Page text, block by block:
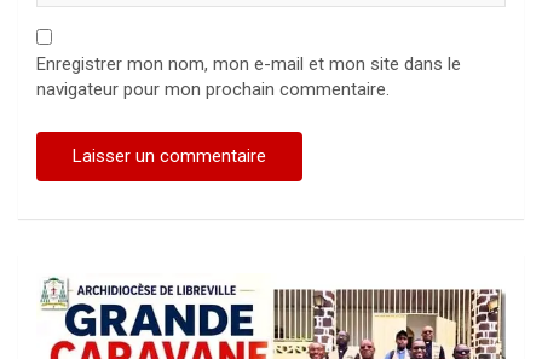
Enregistrer mon nom, mon e-mail et mon site dans le
navigateur pour mon prochain commentaire.